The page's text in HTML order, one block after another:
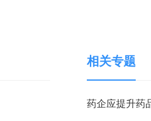
相关专题
药企应提升药